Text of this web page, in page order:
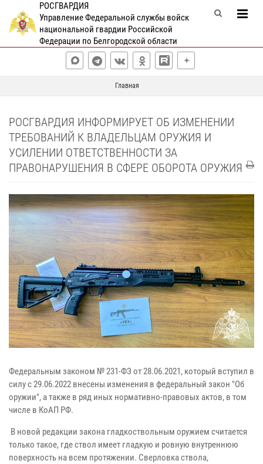
РОСГВАРДИЯ
Управление Федеральной службы войск
национальной гвардии Российской
Федерации по Белгородской области
Главная
РОСГВАРДИЯ ИНФОРМИРУЕТ ОБ ИЗМЕНЕНИИ
ТРЕБОВАНИЙ К ВЛАДЕЛЬЦАМ ОРУЖИЯ И
УСИЛЕНИИ ОТВЕТСТВЕННОСТИ ЗА
ПРАВОНАРУШЕНИЯ В СФЕРЕ ОБОРОТА ОРУЖИЯ
Федеральным законом № 231-ФЗ от 28.06.2021, который вступил в
силу с 29.06.2022 внесены изменения в федеральный закон "Об
оружии", а также в ряд иных нормативно-правовых актов, в том
числе в КоАП РФ.
В новой редакции закона гладкоствольным оружием считается
только такое, где ствол имеет гладкую и ровную внутреннюю
поверхность на всем протяжении. Сверловка ствола,